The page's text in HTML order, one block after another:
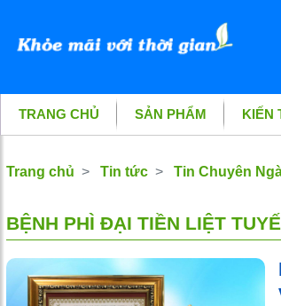
TRANG CHỦ SẢN PHẨM KIẾN
Trang chủ Tin tức Tin Chuyên
BỆNH PHÌ ĐẠI TIỀN LIỆT